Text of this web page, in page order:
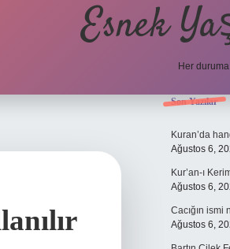
Esnek
Her
Son Yazılar
Kuran’da
Ağustos 6,
Kur’an-ı
Ağustos 6,
Cacığın ismi
Ağustos 6,